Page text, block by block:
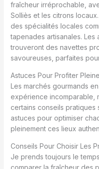
fraîcheur irréprochable,
Solliès et les citrons
des spécialités locales
tapenades artisanales. Les
trouveront des navettes
savoureuses, parfaites
Astuces Pour Profiter
Les marchés gourmands
expérience incomparable,
certains conseils pratiques
astuces pour optimiser
pleinement ces lieux
Conseils Pour Choisir Les
Je prends toujours le